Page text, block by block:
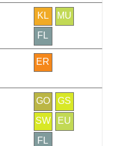
KL
MU
FL
ER
GO
GS
SW
EU
FL